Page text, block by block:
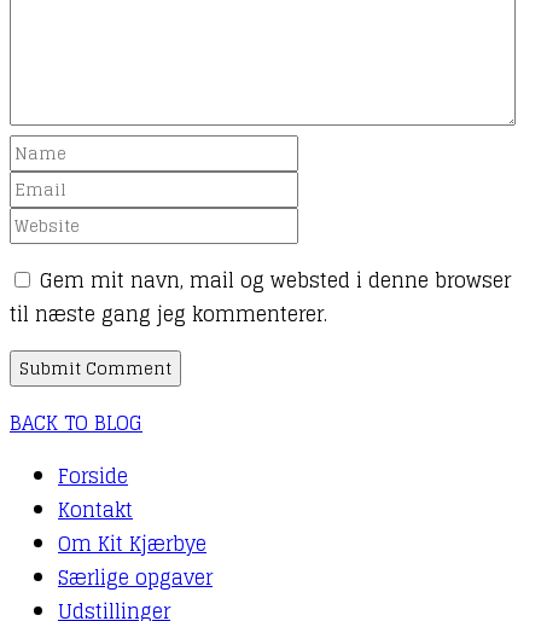
Gem mit navn, mail og websted i denne browser
til næste gang jeg kommenterer.
BACK TO BLOG
Forside
Kontakt
Om Kit Kjærbye
Særlige opgaver
Udstillinger